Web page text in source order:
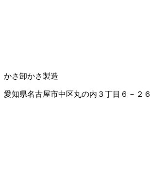
かさ卸かさ製造
愛知県名古屋市中区丸の内３丁目６－２６